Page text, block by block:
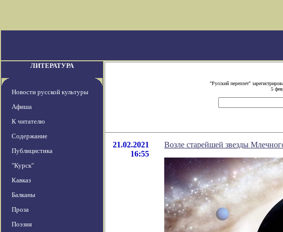
ЛИТЕРАТУРА
Новости русской культуры
Афиша
К читателю
Содержание
Публицистика
"Курск"
Кавказ
Балканы
Проза
Поэзия
"Русский переплет"
5
21.02.2021
16:55
Возле старейшей звезды